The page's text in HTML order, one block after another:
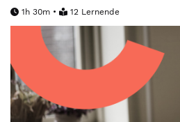
1h 30m • 12 Lernende